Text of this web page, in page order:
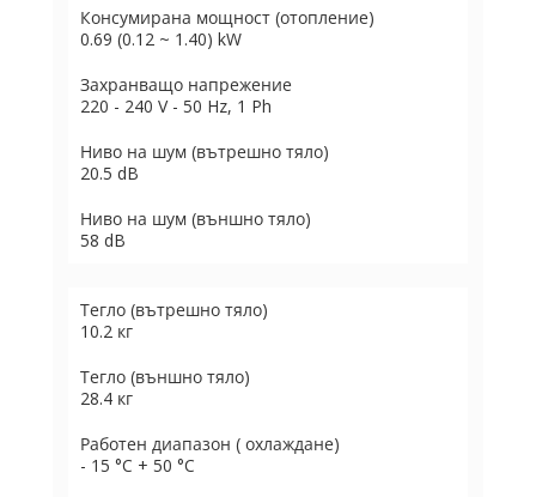
Консумирана мощност (отопление)
0.69 (0.12 ~ 1.40) kW
Захранващо напрежение
220 - 240 V - 50 Hz, 1 Ph
Ниво на шум (вътрешно тяло)
20.5 dB
Ниво на шум (външно тяло)
58 dB
Тегло (вътрешно тяло)
10.2 кг
Тегло (външно тяло)
28.4 кг
Работен диапазон ( охлаждане)
- 15 °C + 50 °C